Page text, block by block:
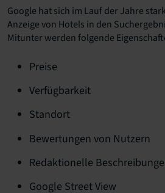
Google hat sich im Lauf der Jahre
Anzeige von Hotels in den
Mitunter werden folgende
Preise
Verfügbarkeit
Standort
Bewertungen von Nutzern
Redaktionelle
Google Street View